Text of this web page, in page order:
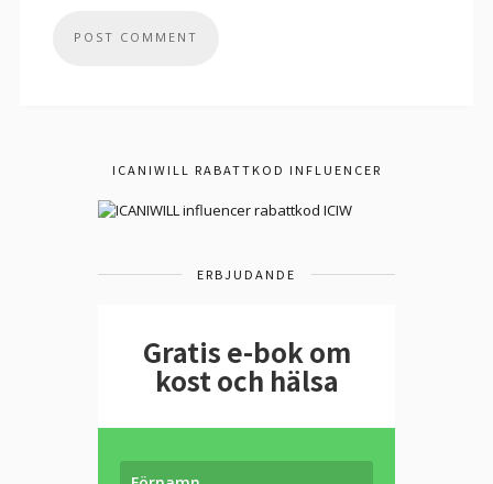
ICANIWILL RABATTKOD INFLUENCER
ERBJUDANDE
Gratis e-bok om
kost och hälsa